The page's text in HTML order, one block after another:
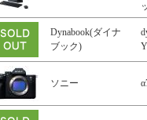
Dynabook(ダイナ
ブック)
ソニー